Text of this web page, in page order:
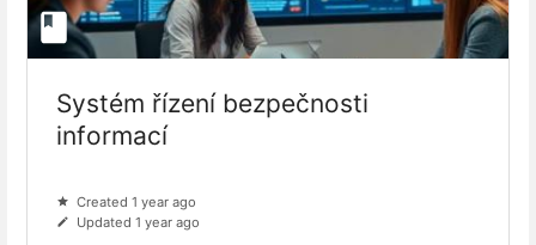
Systém řízení bezpečnosti
informací
Created 1 year ago
Updated 1 year ago